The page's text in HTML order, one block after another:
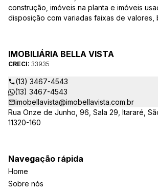
construção, imóveis na planta e imóveis
disposição com variadas faixas de valores,
ao CRECI-EE – estarão sempre prontos
todas as suas dúvidas sobre casas,
salas comerciais e outros produtos
IMOBILIÁRIA BELLA VISTA
CRECI: 33935
(13) 3467-4543
(13) 3467-4543
imobellavista@imobellavista.com.br
Rua Onze de Junho, 96, Sala 29, Itararé,
11320-160
Navegação rápida
Home
Sobre nós